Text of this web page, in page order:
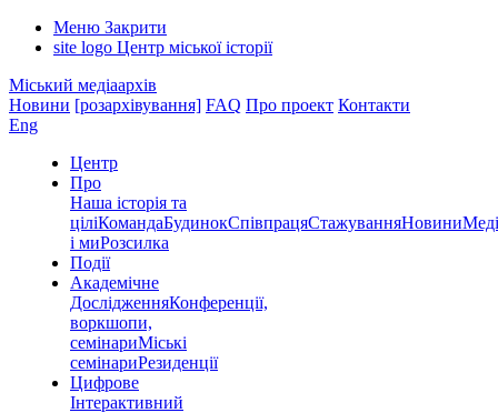
Меню Закрити
site logo Центр міської історії
Міський медіаархів
Новини [розархівування] FAQ Про проект Контакти
Eng
Центр
Про
Наша історія та
ціліКомандаБудинокСпівпрацяСтажуванняНовини
і миРозсилка
Події
Академічне
ДослідженняКонференції,
воркшопи,
семінариМіські
семінариРезиденції
Цифрове
Інтерактивний